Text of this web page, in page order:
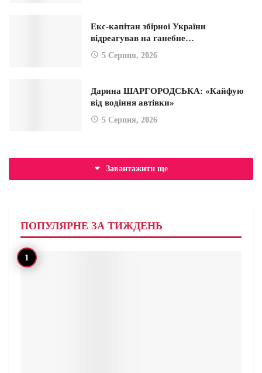
Екс-капітан збірної України
відреагував на ганебне…
5 Серпня, 2026
Дарина ШАРГОРОДСЬКА: «Кайфую
від водіння автівки»
5 Серпня, 2026
Завантажити ще
ПОПУЛЯРНЕ ЗА ТИЖДЕНЬ